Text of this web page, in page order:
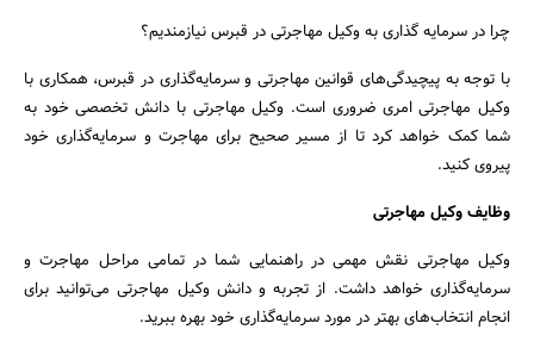
چرا در سرمایه گذاری به وکیل مهاجرتی در قبرس نیازمندیم؟
با توجه به پیچیدگی‌های قوانین مهاجرتی و سرمایه‌گذاری در قبرس، همکاری با
وکیل مهاجرتی امری ضروری است. وکیل مهاجرتی با دانش تخصصی خود به
شما کمک خواهد کرد تا از مسیر صحیح برای مهاجرت و سرمایه‌گذاری خود
پیروی کنید.
وظایف وکیل مهاجرتی
وکیل مهاجرتی نقش مهمی در راهنمایی شما در تمامی مراحل مهاجرت و
سرمایه‌گذاری خواهد داشت. از تجربه و دانش وکیل مهاجرتی می‌توانید برای
انجام انتخاب‌های بهتر در مورد سرمایه‌گذاری خود بهره ببرید.